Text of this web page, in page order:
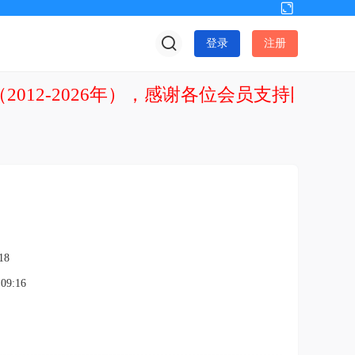
换
到
版
登录 注册
2026年），感谢各位会员支持网站发